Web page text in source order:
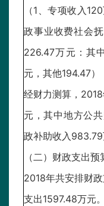
（1、专项收入
政事业收费社会
226.47万元：其
元，其他194.47）
经财力测算，
元，其中地方公
政补助收入983.79
（二）财政支出预
2018年共安排财
支出1597.48万元。